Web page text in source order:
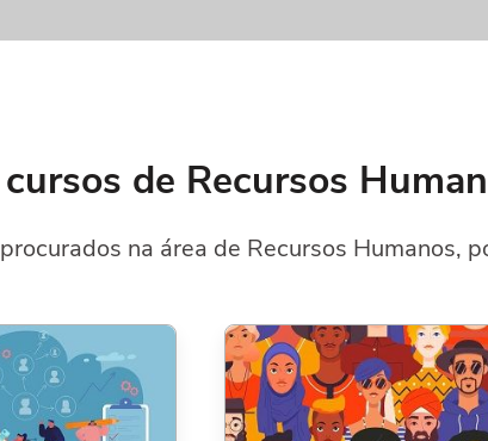
de Recursos
na área de Recursos Humanos,